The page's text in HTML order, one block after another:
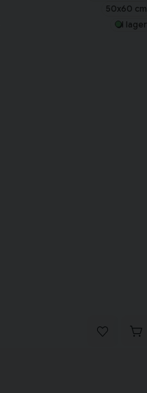
50x60 cm
I lager